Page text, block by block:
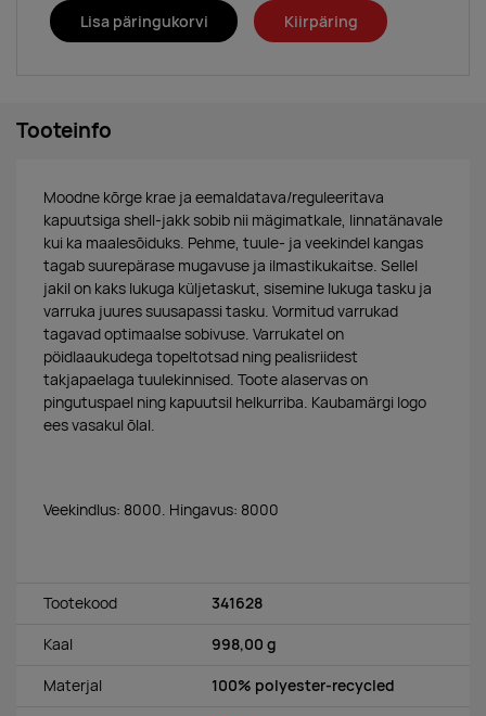
Lisa päringukorvi Kiirpäring
Tooteinfo
Moodne kõrge krae ja eemaldatava/reguleeritava
kapuutsiga shell-jakk sobib nii mägimatkale, linnatänavale
kui ka maalesõiduks. Pehme, tuule- ja veekindel kangas
tagab suurepärase mugavuse ja ilmastikukaitse. Sellel
jakil on kaks lukuga küljetaskut, sisemine lukuga tasku ja
varruka juures suusapassi tasku. Vormitud varrukad
tagavad optimaalse sobivuse. Varrukatel on
pöidlaaukudega topeltotsad ning pealisriidest
takjapaelaga tuulekinnised. Toote alaservas on
pingutuspael ning kapuutsil helkurriba. Kaubamärgi logo
ees vasakul õlal.
Veekindlus: 8000. Hingavus: 8000
Tootekood 341628
Kaal 998,00 g
Materjal 100% polyester-recycled